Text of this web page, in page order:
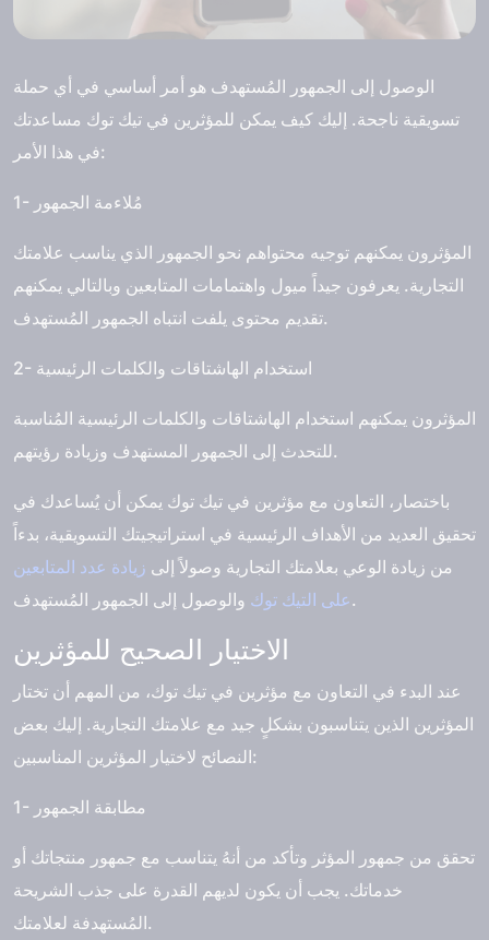
الوصول إلى الجمهور المُستهدف هو أمر أساسي في أي حملة
تسويقية ناجحة. إليك كيف يمكن للمؤثرين في تيك توك مساعدتك
في هذا الأمر:
1- مُلاءمة الجمهور
المؤثرون يمكنهم توجيه محتواهم نحو الجمهور الذي يناسب علامتك
التجارية. يعرفون جيداً ميول واهتمامات المتابعين وبالتالي يمكنهم
تقديم محتوى يلفت انتباه الجمهور المُستهدف.
2- استخدام الهاشتاقات والكلمات الرئيسية
المؤثرون يمكنهم استخدام الهاشتاقات والكلمات الرئيسية المُناسبة
للتحدث إلى الجمهور المستهدف وزيادة رؤيتهم.
باختصار، التعاون مع مؤثرين في تيك توك يمكن أن يُساعدك في
تحقيق العديد من الأهداف الرئيسية في استراتيجيتك التسويقية، بدءاً
من زيادة الوعي بعلامتك التجارية وصولاً إلى زيادة عدد المتابعين
على التيك توكوالوصول إلى الجمهور المُستهدف.
الاختيار الصحيح للمؤثرين
عند البدء في التعاون مع مؤثرين في تيك توك، من المهم أن تختار
المؤثرين الذين يتناسبون بشكلٍ جيد مع علامتك التجارية. إليك بعض
النصائح لاختيار المؤثرين المناسبين:
1- مطابقة الجمهور
تحقق من جمهور المؤثر وتأكد من أنهُ يتناسب مع جمهور منتجاتك أو
خدماتك. يجب أن يكون لديهم القدرة على جذب الشريحة
المُستهدفة لعلامتك.